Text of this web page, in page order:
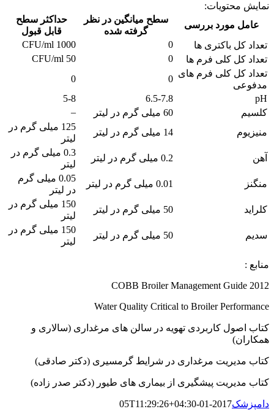
نمایش محتویات:
عامل مورد بررسی
سطح میانگین در نظر
گرفته شده
حداکثر سطح
قابل قبول
تعداد کل باکتری ها
0
1000 CFU/ml
تعداد کل کلی فرم ها
0
50 CFU/ml
تعداد کل کلی فرم های
مدفوعی
0
0
pH
6.5-7.8
5-8
کلسیم
60 میلی گرم در لیتر
–
منیزیوم
14 میلی گرم در لیتر
125 میلی گرم در
لیتر
آهن
0.2 میلی گرم در لیتر
0.3 میلی گرم در
لیتر
منگنز
0.01 میلی گرم در لیتر
0.05 میلی گرم
در لیتر
کلراید
50 میلی گرم در لیتر
150 میلی گرم در
لیتر
سدیم
50 میلی گرم در لیتر
150 میلی گرم در
لیتر
منابع :
COBB Broiler Management Guide 2012
Water Quality Critical to Broiler Performance
کتاب اصول کاربردی تهویه در سالن های مرغداری (سالاری و
همکاران)
کتاب مدیریت مرغداری در شرایط گرمسیری (دکتر صادقی)
کتاب مدیریت پیشگیری از بیماری های طیور (دکتر صدر زاده)
دامپزشک2017-01-05T11:29:26+04:30